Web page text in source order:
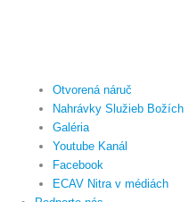
Otvorená náruč
Nahrávky Služieb Božích
Galéria
Youtube Kanál
Facebook
ECAV Nitra v médiách